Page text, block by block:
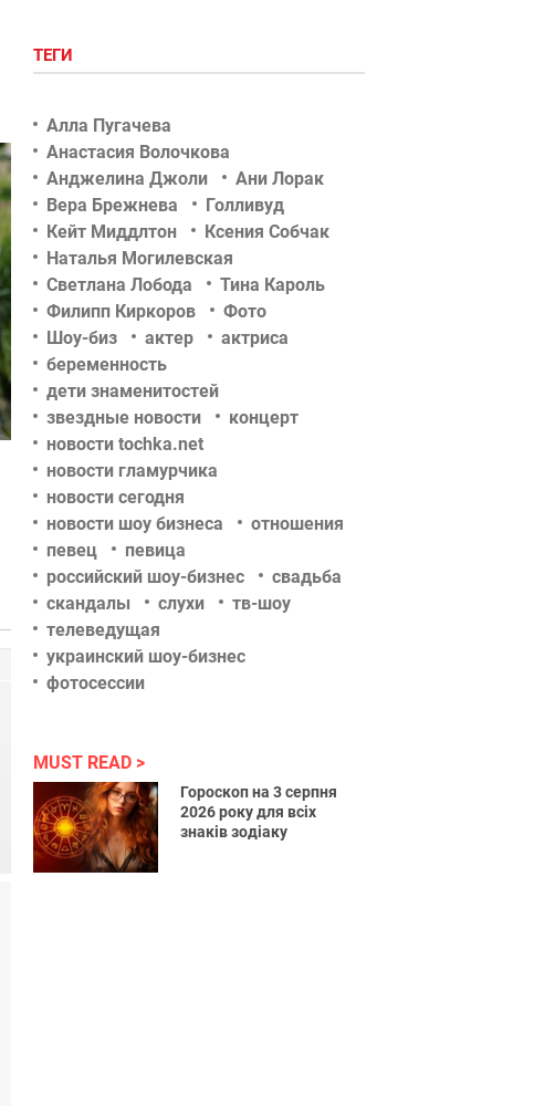
ТЕГИ
Алла Пугачева
Анастасия Волочкова
Анджелина Джоли
Ани Лорак
Вера Брежнева
Голливуд
Кейт Миддлтон
Ксения Собчак
Наталья Могилевская
Светлана Лобода
Тина Кароль
Филипп Киркоров
Фото
Шоу-биз
актер
актриса
беременность
дети знаменитостей
звездные новости
концерт
новости tochka.net
новости гламурчика
новости сегодня
новости шоу бизнеса
отношения
певец
певица
российский шоу-бизнес
свадьба
скандалы
слухи
тв-шоу
телеведущая
украинский шоу-бизнес
фотосессии
MUST READ
Гороскоп на 3 серпня
2026 року для всіх
знаків зодіаку